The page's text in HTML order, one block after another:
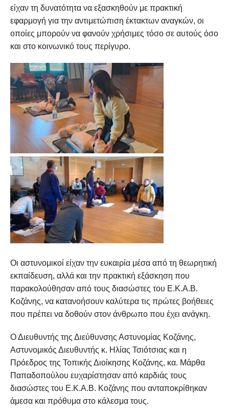
είχαν τη δυνατότητα να εξασκηθούν με πρακτική
εφαρμογή για την αντιμετώπιση έκτακτων αναγκών, οι
οποίες μπορούν να φανούν χρήσιμες τόσο σε αυτούς όσο
και στο κοινωνικό τους περίγυρο.
Οι αστυνομικοί είχαν την ευκαιρία μέσα από τη θεωρητική
εκπαίδευση, αλλά και την πρακτική εξάσκηση που
παρακολούθησαν από τους διασώστες του Ε.Κ.Α.Β.
Κοζάνης, να κατανοήσουν καλύτερα τις πρώτες βοήθειες
που πρέπει να δοθούν στον άνθρωπο που έχει ανάγκη.
Ο Διευθυντής της Διεύθυνσης Αστυνομίας Κοζάνης,
Αστυνομικός Διευθυντής κ. Ηλίας Τσιότσιας και η
Πρόεδρος της Τοπικής Διοίκησης Κοζάνης, κα. Μάρθα
Παπαδοπούλου ευχαρίστησαν από καρδιάς τους
διασώστες του Ε.Κ.Α.Β. Κοζάνης που ανταποκρίθηκαν
άμεσα και πρόθυμα στο κάλεσμα τους.